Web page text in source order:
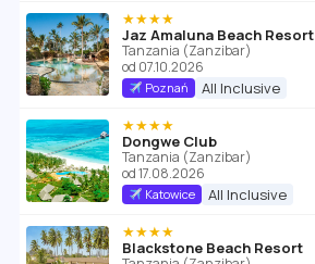
★★★★
Jaz Amaluna Beach Resort
Tanzania (Zanzibar)
od 07.10.2026
Poznań All Inclusive
★★★★
Dongwe Club
Tanzania (Zanzibar)
od 17.08.2026
Katowice All Inclusive
★★★★
Blackstone Beach Resort